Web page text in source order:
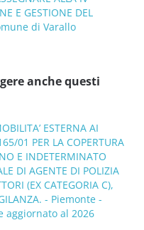
E GESTIONE DEL
di Varallo
anche questi
ESTERNA AI
01 PER LA COPERTURA
E INDETERMINATO
DI AGENTE DI POLIZIA
(EX CATEGORIA C),
- Piemonte -
aggiornato al 2026